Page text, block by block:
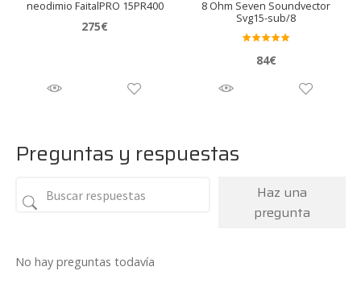
neodimio FaitalPRO 15PR400
275€
8 Ohm Seven Soundvector
Svg15-sub/8
do en
84€
Preguntas y respuestas
Haz una
pregunta
No hay preguntas todavía